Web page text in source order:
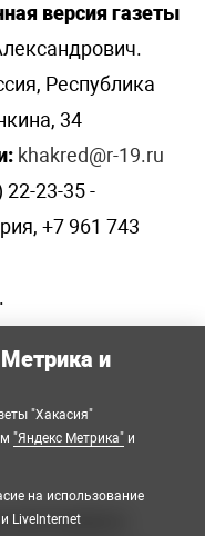
версия газеты
Республика
34
khakred@r-19.ru
22-23-35 -
+7 961 743
.
автономное
и
"Хакасия"
"Яндекс Метрика" и
на использование
LiveInternet